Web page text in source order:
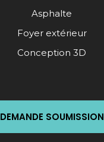
Asphalte
Foyer extérieur
Conception 3D
DEMANDE SOUMISSION